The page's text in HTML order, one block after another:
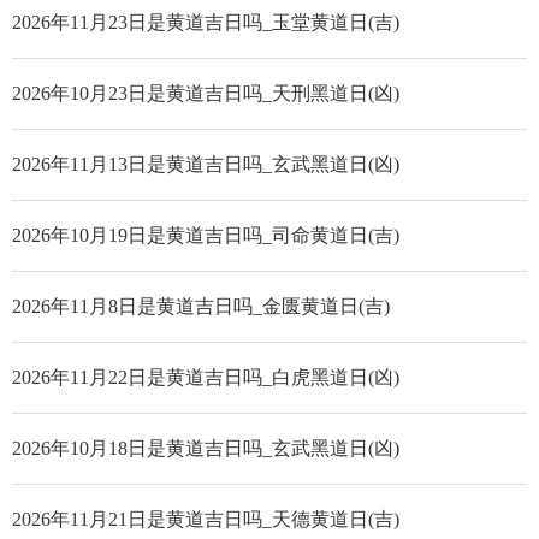
2026年11月23日是黄道吉日吗_玉堂黄道日(吉)
2026年10月23日是黄道吉日吗_天刑黑道日(凶)
2026年11月13日是黄道吉日吗_玄武黑道日(凶)
2026年10月19日是黄道吉日吗_司命黄道日(吉)
2026年11月8日是黄道吉日吗_金匮黄道日(吉)
2026年11月22日是黄道吉日吗_白虎黑道日(凶)
2026年10月18日是黄道吉日吗_玄武黑道日(凶)
2026年11月21日是黄道吉日吗_天德黄道日(吉)